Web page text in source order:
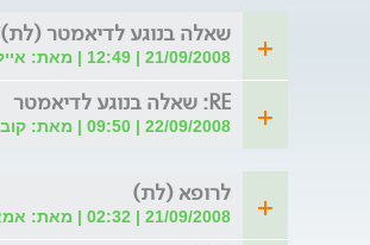
שאלה בנוגע לדיאמטר (לת)
21/09/2008 | 12:49 | מאת: אייל
RE: שאלה בנוגע לדיאמטר
22/09/2008 | 09:50 | מאת: קובי בריג
לרופא (לת)
21/09/2008 | 02:32 | מאת: אמא